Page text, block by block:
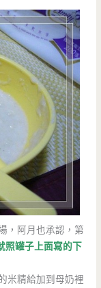
，阿月也承認，第
照罐子上面寫的下
米精給加到母奶裡